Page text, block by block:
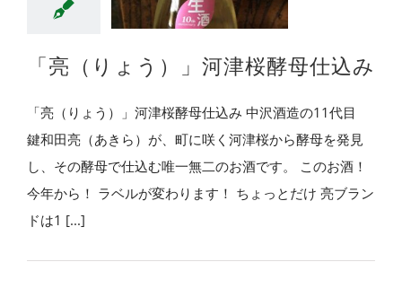
「亮（りょう）」河津桜酵母仕込み
「亮（りょう）」河津桜酵母仕込み 中沢酒造の11代目
鍵和田亮（あきら）が、町に咲く河津桜から酵母を発見
し、その酵母で仕込む唯一無二のお酒です。 このお酒！
今年から！ ラベルが変わります！ ちょっとだけ 亮ブラン
ドは1 [...]